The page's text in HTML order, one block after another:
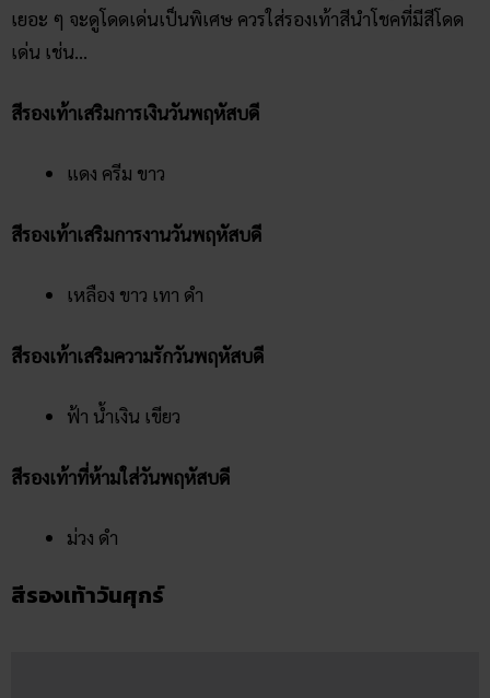
เยอะ ๆ จะดูโดดเด่นเป็นพิเศษ ควรใส่รองเท้าสีนำโชคที่มีสีโดด
เด่น เช่น…
สีรองเท้าเสริมการเงินวันพฤหัสบดี
แดง ครีม ขาว
สีรองเท้าเสริมการงานวันพฤหัสบดี
เหลือง ขาว เทา ดำ
สีรองเท้าเสริมความรักวันพฤหัสบดี
ฟ้า น้ำเงิน เขียว
สีรองเท้าที่ห้ามใส่วันพฤหัสบดี
ม่วง ดำ
สีรองเท้าวันศุกร์